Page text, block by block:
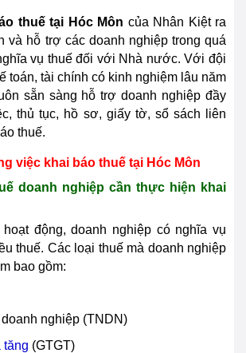
thuế tại Hóc Môn của Nhân Kiệt ra
và hỗ trợ các doanh nghiệp trong quá
vụ thuế đối với Nhà nước. Với đội
toán, tài chính có kinh nghiệm lâu năm
sẵn sàng hỗ trợ doanh nghiệp đầy
thủ tục, hồ sơ, giấy tờ, sổ sách liên
thuế.
việc khai báo thuế tại Hóc Môn
doanh nghiệp cần thực hiện khai
động, doanh nghiệp có nghĩa vụ
thuế. Các loại thuế mà doanh nghiệp
bao gồm:
nghiệp (TNDN)
tăng (GTGT)